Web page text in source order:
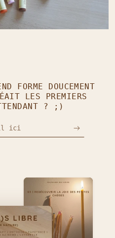
FORME DOUCEMENT
LES PREMIERS
? ;)
ici